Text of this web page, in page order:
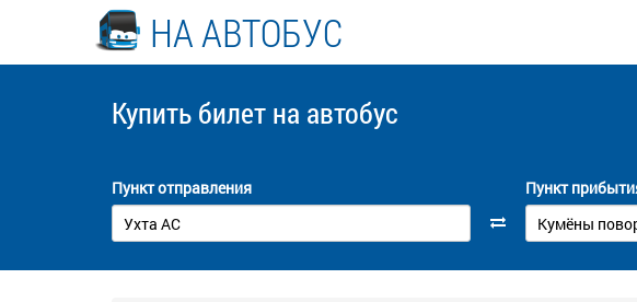
НА АВТОБУС
Купить билет на автобус
Пункт отправления Пункт